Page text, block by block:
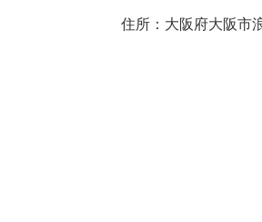
住所：大阪府大阪市